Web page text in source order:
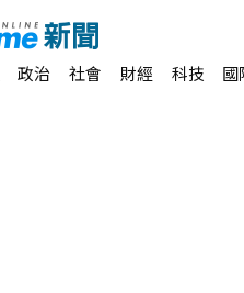
政治 社會 財經 科技 國